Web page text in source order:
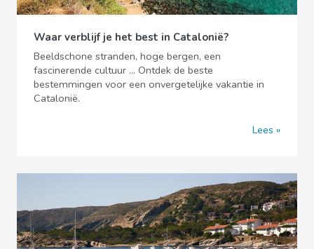
Waar verblijf je het best in Catalonië?
Beeldschone stranden, hoge bergen, een
fascinerende cultuur ... Ontdek de beste
bestemmingen voor een onvergetelijke vakantie in
Catalonië.
Lees